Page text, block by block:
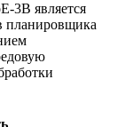
3B является
планировщика